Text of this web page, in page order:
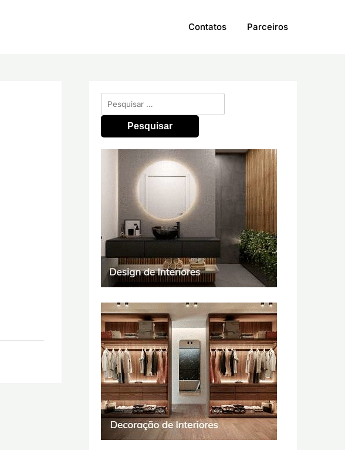
Contatos Parceiros
Pesquisar
por: